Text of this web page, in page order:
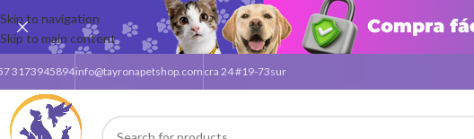
Skip to navigation
Skip to main content
3173945894info@tayronapetshop.com cra 24 #19-73sur